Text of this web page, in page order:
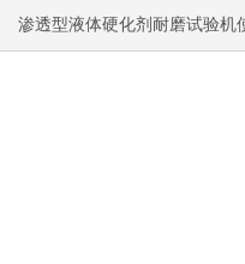
渗透型液体硬化剂耐磨试验机